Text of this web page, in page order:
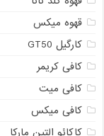
قهوه میکس
کارگیل GT50
کافی کریمر
کافی میت
کافی میکس
کاکائو التین مارکا